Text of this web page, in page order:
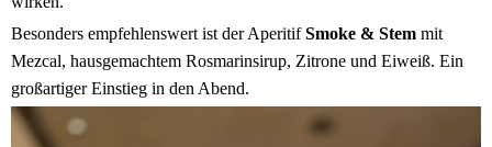
Besonders empfehlenswert ist der AperitifSmoke & Stem mit
Mezcal, hausgemachtem Rosmarinsirup, Zitrone und Eiweiß. Ein
großartiger Einstieg in den Abend.